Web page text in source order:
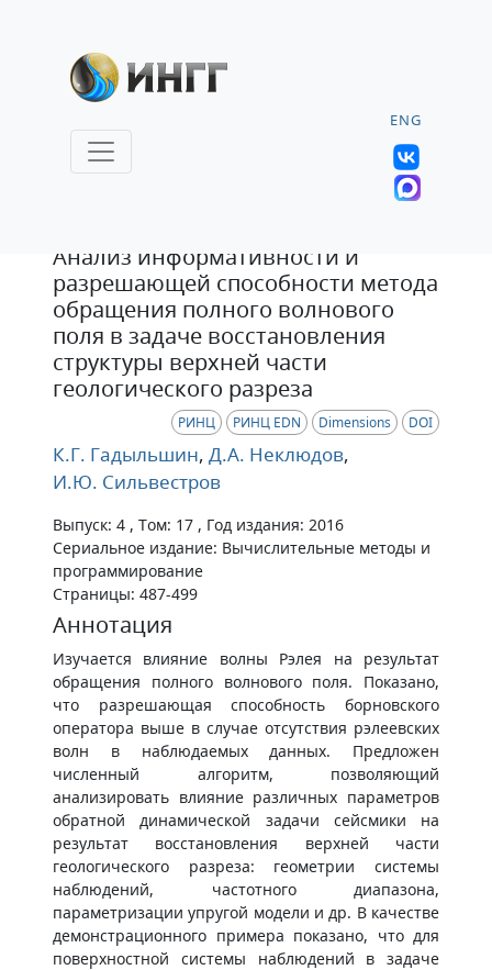
ENG
Анализ информативности и
разрешающей способности метода
обращения полного волнового
поля в задаче восстановления
структуры верхней части
геологического разреза
РИНЦ РИНЦ EDN Dimensions DOI
К.Г. Гадыльшин, Д.А. Неклюдов,
И.Ю. Сильвестров
Выпуск: 4 , Том: 17 , Год издания: 2016
Сериальное издание: Вычислительные методы и
программирование
Страницы: 487-499
Аннотация
Изучается влияние волны Рэлея на результат
обращения полного волнового поля. Показано,
что разрешающая способность борновского
оператора выше в случае отсутствия рэлеевских
волн в наблюдаемых данных. Предложен
численный алгоритм, позволяющий
анализировать влияние различных параметров
обратной динамической задачи сейсмики на
результат восстановления верхней части
геологического разреза: геометрии системы
наблюдений, частотного диапазона,
параметризации упругой модели и др. В качестве
демонстрационного примера показано, что для
поверхностной системы наблюдений в задаче